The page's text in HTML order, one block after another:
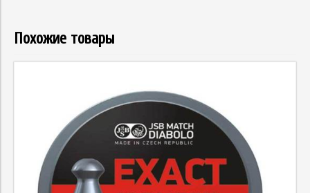
Похожие товары